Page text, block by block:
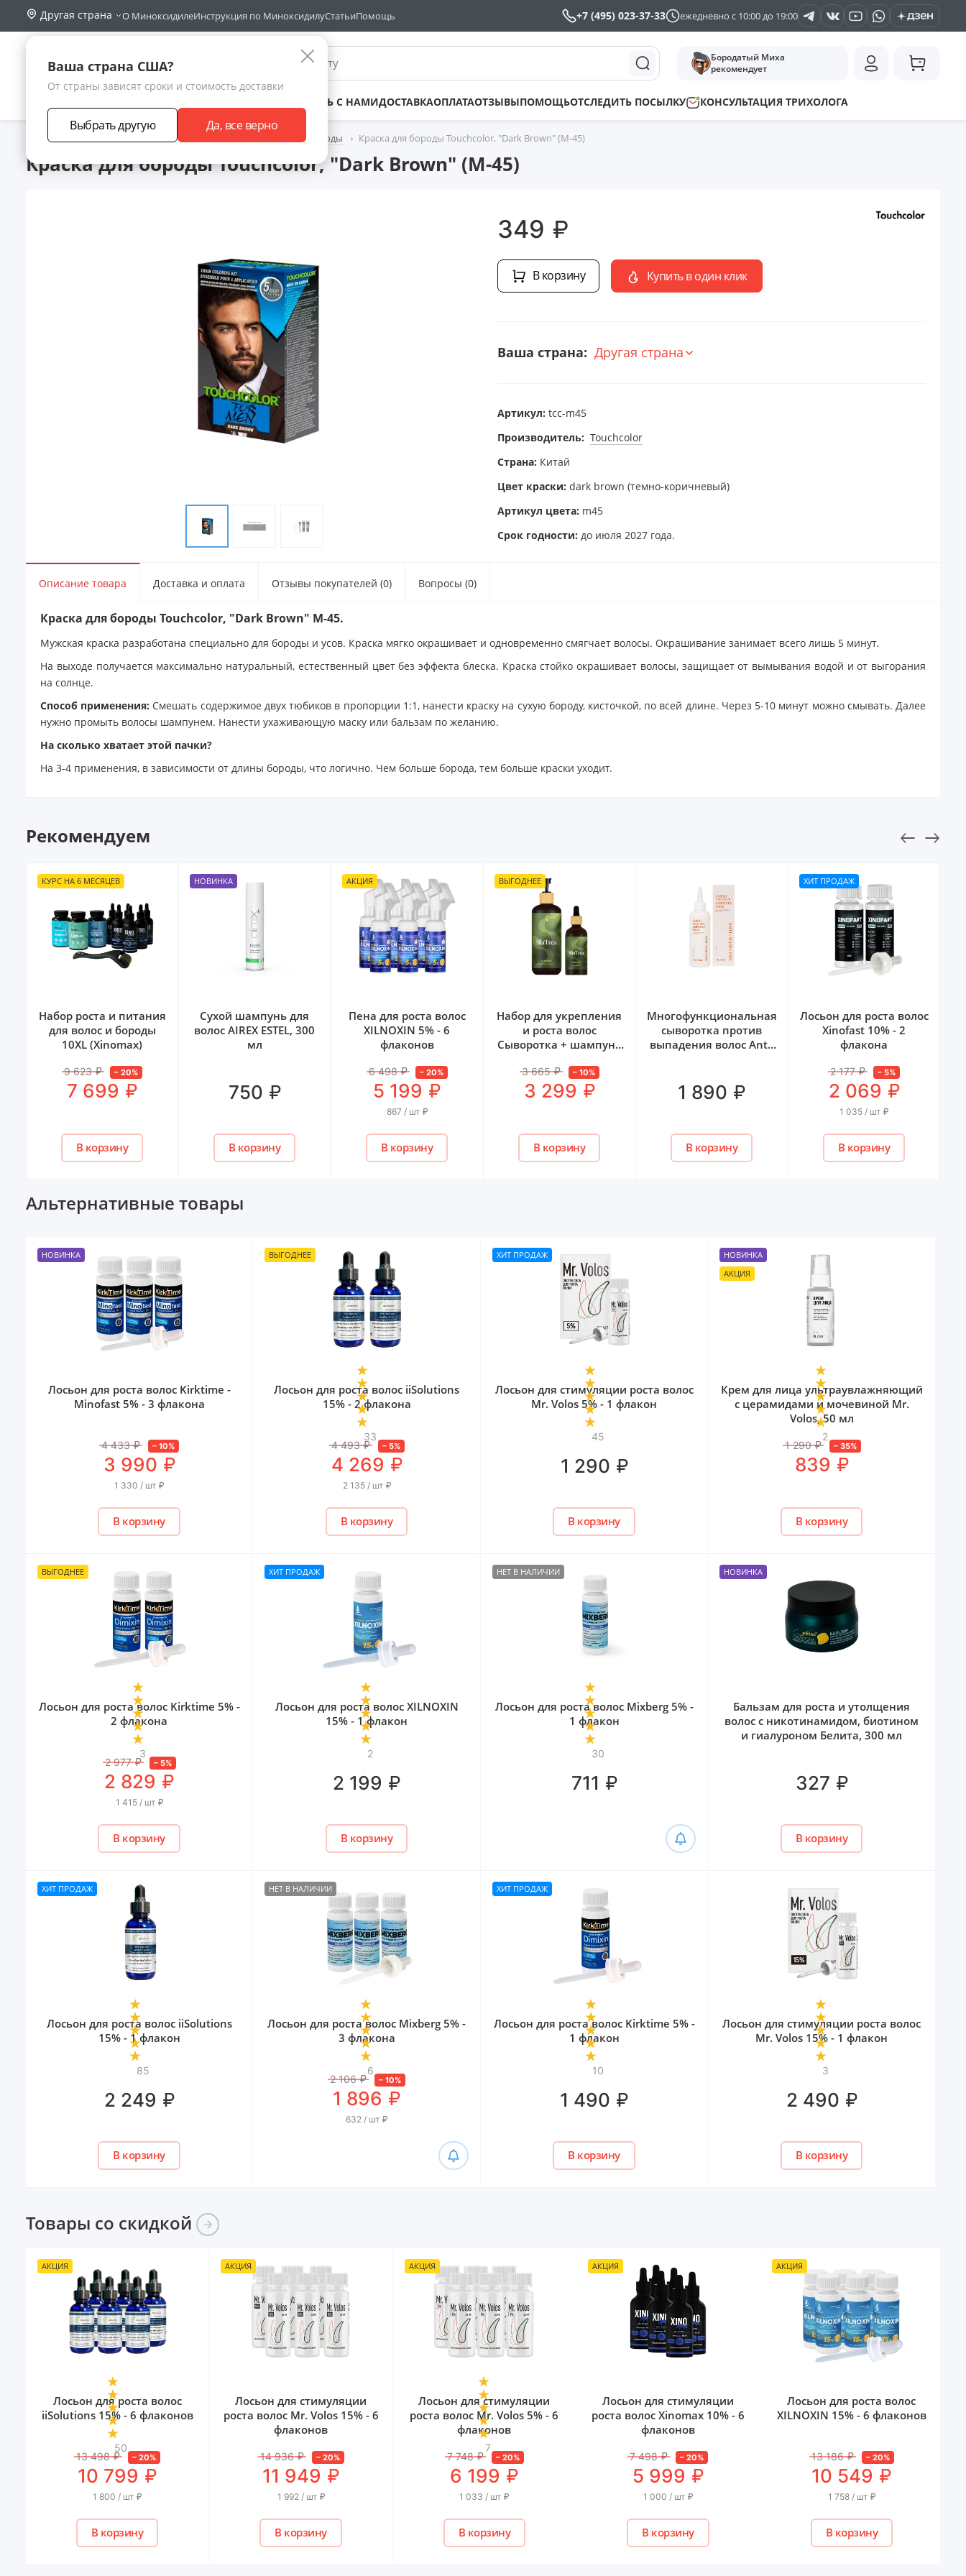
Другая страна
Ваша страна США?
От страны зависят сроки и стоимость доставки
Выбрать другую Да, все верно
О МиноксидилеИнструкция по МиноксидилуСтатьиПомощь +7 (495) 023-37-33 ежедневно с 10:00 до 19:00
Поиск по сайту
Бородатый Миха
рекомендует
ЗАРАБОТАТЬ С НАМИДОСТАВКАОПЛАТАОТЗЫВЫПОМОЩЬОТСЛЕДИТЬ ПОСЫЛКУ КОНСУЛЬТАЦИЯ ТРИХОЛОГА
Главная Уход за бородой Краска для бороды Краска для бороды Touchcolor, "Dark Brown" (M-45)
Краска для бороды Touchcolor, "Dark Brown" (M-45)
349 ₽
В корзину Купить в один клик
Ваша страна: Другая страна
Артикул: tcc-m45
Производитель: Touchcolor
Страна: Китай
Цвет краски: dark brown (темно-коричневый)
Артикул цвета: m45
Срок годности: до июля 2027 года.
Описание товара Доставка и оплата Отзывы покупателей (0) Вопросы (0)
Краска для бороды Touchcolor, "Dark Brown" M-45.
Мужская краска разработана специально для бороды и усов. Краска мягко окрашивает и одновременно смягчает волосы. Окрашивание занимает всего лишь 5 минут.
На выходе получается максимально натуральный, естественный цвет без эффекта блеска. Краска стойко окрашивает волосы, защищает от вымывания водой и от выгорания
на солнце.
Способ применения: Смешать содержимое двух тюбиков в пропорции 1:1, нанести краску на сухую бороду, кисточкой, по всей длине. Через 5-10 минут можно смывать. Далее
нужно промыть волосы шампунем. Нанести ухаживающую маску или бальзам по желанию.
На сколько хватает этой пачки?
На 3-4 применения, в зависимости от длины бороды, что логично. Чем больше борода, тем больше краски уходит.
Рекомендуем
НОВИНКА
Сухой шампунь для
волос AIREX ESTEL, 300
мл
750 ₽
В корзину
АКЦИЯ
Пена для роста волос
XILNOXIN 5% - 6
флаконов
5 199 ₽
В корзину
ВЫГОДНЕЕ
Набор для укрепления
и роста волос
Сыворотка + шампунь
3 665 ₽ –10%
3 299 ₽
В корзину
Многофункциональная
сыворотка против
выпадения волос Anti-
Bond Ampoule Pack
TRIMAY, 200 мл
1 890 ₽
В корзину
Лосьон для роста волос
Xinofast 10% - 2
флакона
2 069 ₽
В корзину
НОВИНКА
Станок для бритья
одноразовый Blue 3
Sensitive Gillette - 4 шт
349 ₽
В корзину
Альтернативные товары
НОВИНКА
Лосьон для роста волос Kirktime -
Minofast 5% - 3 флакона
4 433 ₽ –10%
3 990 ₽
1 330 / шт ₽
В корзину
ВЫГОДНЕЕ
33
Лосьон для роста волос iiSolutions
15% - 2 флакона
4 493 ₽ – 5%
4 269 ₽
2 135 / шт ₽
В корзину
ХИТ ПРОДАЖ
45
Лосьон для стимуляции роста волос
Mr. Volos 5% - 1 флакон
1 290 ₽
В корзину
НОВИНКА
АКЦИЯ
2
Крем для лица ультраувлажняющий
с церамидами и мочевиной Mr.
Volos, 50 мл
1 290 ₽ – 35%
839 ₽
В корзину
ВЫГОДНЕЕ
3
Лосьон для роста волос Kirktime 5% -
2 флакона
2 977 ₽ – 5%
2 829 ₽
1 415 / шт ₽
В корзину
ХИТ ПРОДАЖ
2
Лосьон для роста волос XILNOXIN
15% - 1 флакон
2 199 ₽
В корзину
НЕТ В НАЛИЧИИ
30
Лосьон для роста волос Mixberg 5% -
1 флакон
711 ₽
НОВИНКА
Бальзам для роста и утолщения
волос с никотинамидом, биотином
и гиалуроном Белита, 300 мл
327 ₽
В корзину
ХИТ ПРОДАЖ
85
Лосьон для роста волос iiSolutions
15% - 1 флакон
2 249 ₽
В корзину
НЕТ В НАЛИЧИИ
6
Лосьон для роста волос Mixberg 5% -
3 флакона
2 106 ₽ –10%
1 896 ₽
632 / шт ₽
ХИТ ПРОДАЖ
10
Лосьон для роста волос Kirktime 5% -
1 флакон
1 490 ₽
В корзину
3
Лосьон для стимуляции роста волос
Mr. Volos 15% - 1 флакон
2 490 ₽
В корзину
Товары со скидкой
АКЦИЯ
50
Лосьон для роста волос
iiSolutions 15% - 6 флаконов
13 498 ₽ –20%
10 799 ₽
1 800 / шт ₽
В корзину
АКЦИЯ
Лосьон для стимуляции
роста волос Mr. Volos 15% - 6
флаконов
14 936 ₽ – 20%
11 949 ₽
1 992 / шт ₽
В корзину
АКЦИЯ
7
Лосьон для стимуляции
роста волос Mr. Volos 5% - 6
флаконов
7 748 ₽ – 20%
6 199 ₽
1 033 / шт ₽
В корзину
АКЦИЯ
Лосьон для стимуляции
роста волос Xinomаx 10% - 6
флаконов
7 498 ₽ –20%
5 999 ₽
1 000 / шт ₽
В корзину
АКЦИЯ
Лосьон для роста волос
XILNOXIN 15% - 6 флаконов
13 186 ₽ – 20%
10 549 ₽
1 758 / шт ₽
В корзину